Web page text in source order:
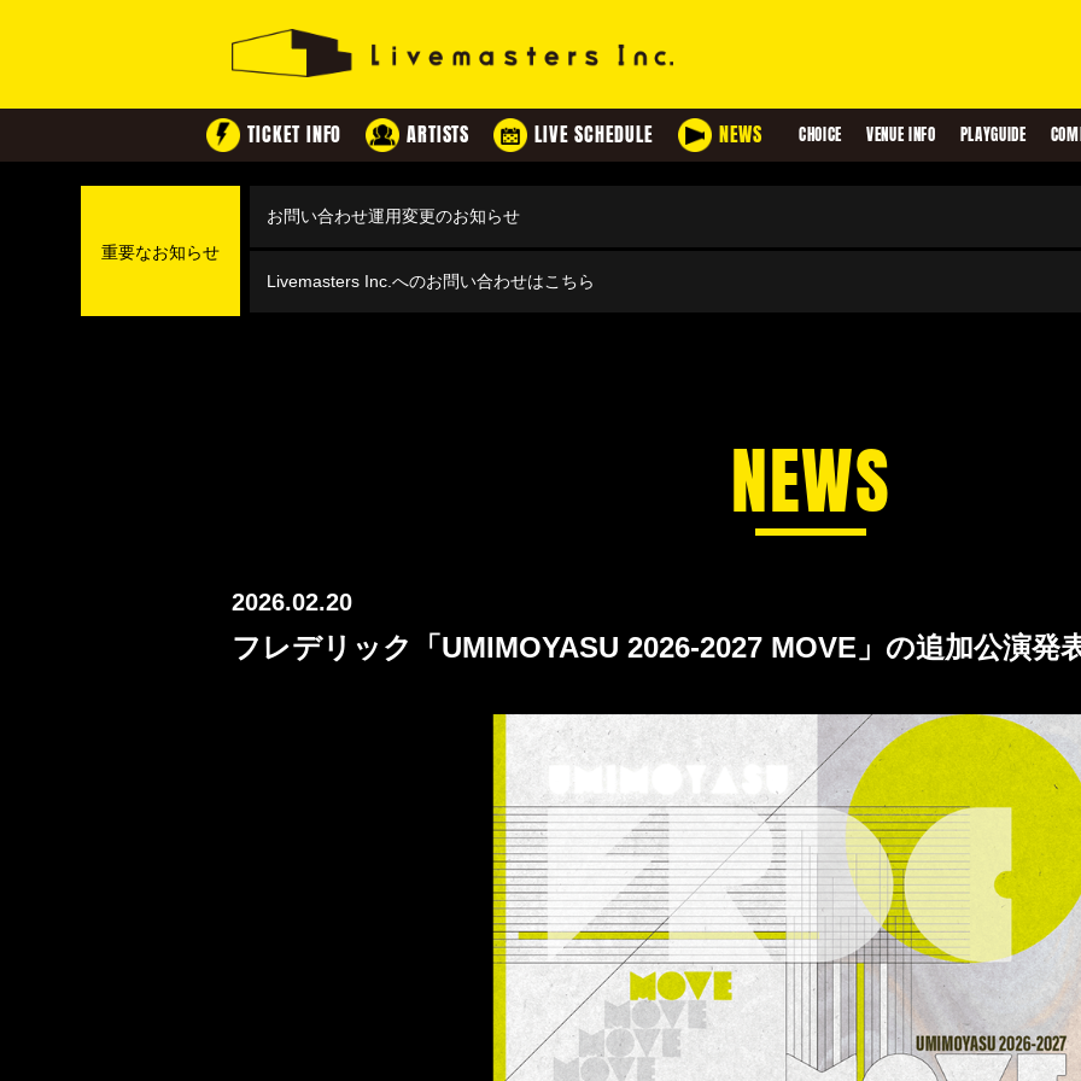
TICKET INFO ARTISTS LIVE SCHEDULE NEWS CHOICE VENUE INFO PLAYGUIDE
重要なお知らせ
お問い合わせ運用変更のお知らせ
Livemasters Inc.へのお問い合わせはこちら
NEWS
2026.02.20
フレデリック「UMIMOYASU 2026-2027 MOVE」の追加公演発